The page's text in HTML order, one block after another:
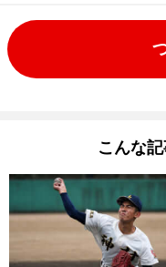
こんな